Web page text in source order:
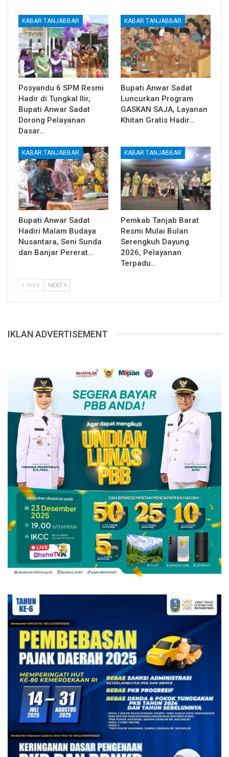
KABAR TANJABBAR
Posyandu 6 SPM Resmi
Hadir di Tungkal Ilir,
Bupati Anwar Sadat
Dorong Pelayanan
Dasar…
KABAR TANJABBAR
Bupati Anwar Sadat
Luncurkan Program
GASKAN SAJA, Layanan
Khitan Gratis Hadir…
KABAR TANJABBAR
Bupati Anwar Sadat
Hadiri Malam Budaya
Nusantara, Seni Sunda
dan Banjar Pererat…
KABAR TANJABBAR
Pemkab Tanjab Barat
Resmi Mulai Bulan
Serengkuh Dayung
2026, Pelayanan
Terpadu…
PREV NEXT
IKLAN ADVERTISEMENT